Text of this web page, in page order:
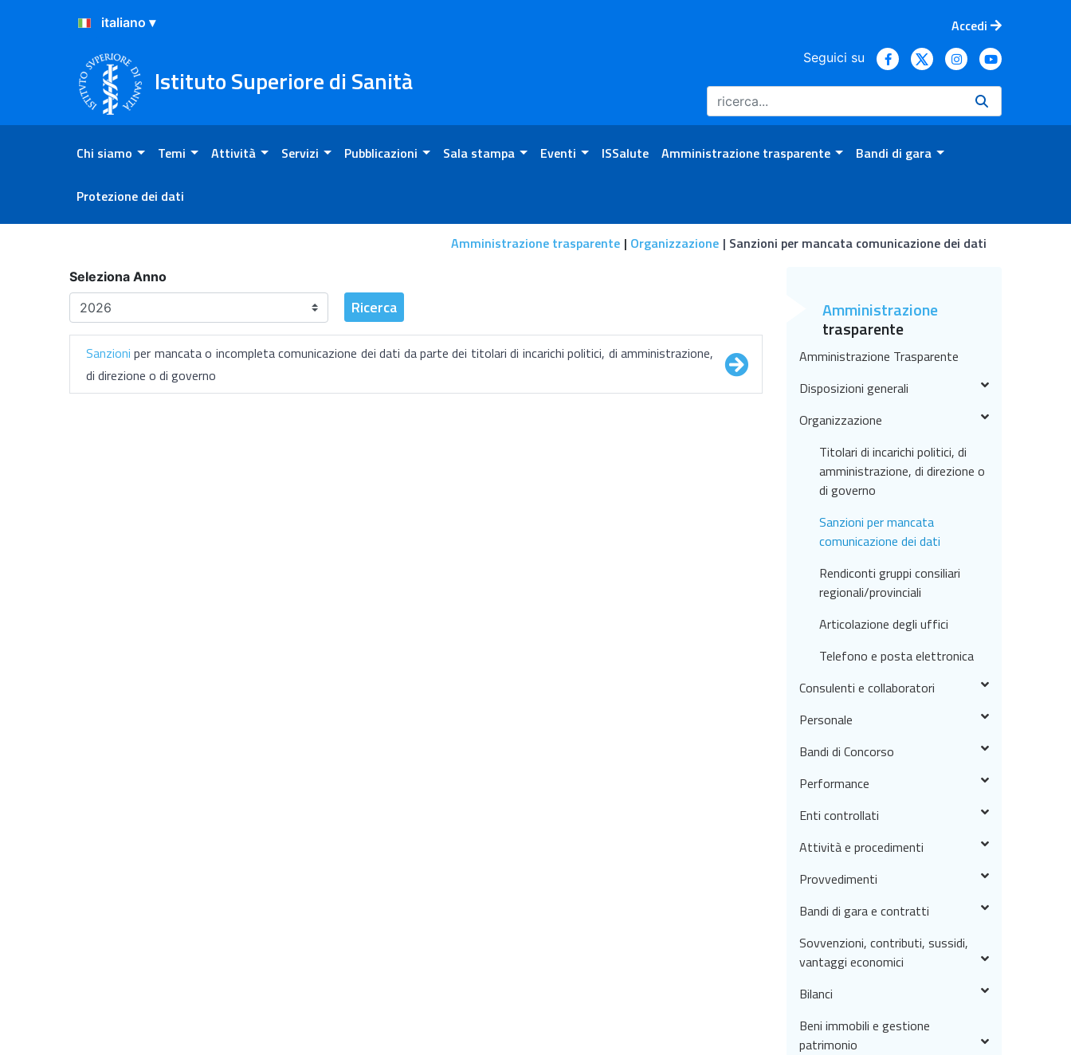
Salta al Contenuto
Salta al Footer
Accedi
Istituto Superiore di Sanità
Seguici su
Chi siamo Temi Attività Servizi Pubblicazioni Sala stampa Eventi ISSalute Amministrazione trasparente Bandi di gara
Protezione dei dati
Amministrazione trasparente Organizzazione Sanzioni per mancata comunicazione dei dati
Sanzioni per mancata comunicazione dei dati
Seleziona Anno
Ricerca
Sanzioni per mancata o incompleta comunicazione dei dati da parte dei titolari di incarichi politici, di amministrazione,
di direzione o di governo
Amministrazione
trasparente
Amministrazione Trasparente
Disposizioni generali
Organizzazione
Titolari di incarichi politici, di
amministrazione, di direzione o
di governo
Sanzioni per mancata
comunicazione dei dati
Rendiconti gruppi consiliari
regionali/provinciali
Articolazione degli uffici
Telefono e posta elettronica
Consulenti e collaboratori
Personale
Bandi di Concorso
Performance
Enti controllati
Attività e procedimenti
Provvedimenti
Bandi di gara e contratti
Sovvenzioni, contributi, sussidi,
vantaggi economici
Bilanci
Beni immobili e gestione
patrimonio